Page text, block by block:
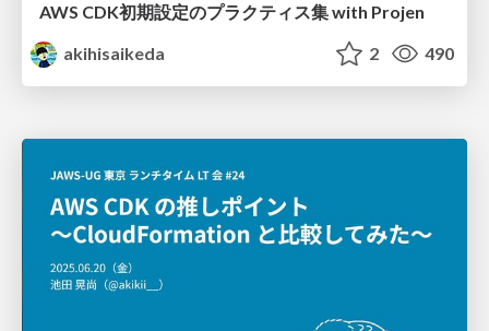
AWS CDK初期設定のプラクティス集 with Projen
akihisaikeda
2 490